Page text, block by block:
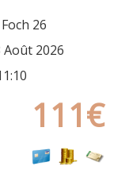
26
Août 2026
111€